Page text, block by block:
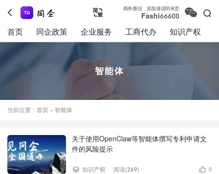
 
商务微信，添加请说明来意
Fashi66600 

首页 同企政策 企业服务 工商代办 知识产权
智能体
当前位置： 首页 » 智能体
关于使用OpenClaw等智能体撰写专利申请文
件的风险提示
 知识产权 阅读(269)  0